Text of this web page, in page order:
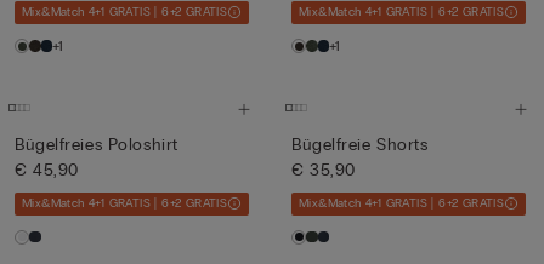
Mix&Match 4+1 GRATIS | 6+2 GRATIS
+1
Mix&Match 4+1 GRATIS | 6+2 GRATIS
+1
Bügelfreies Poloshirt
€ 45,90
Mix&Match 4+1 GRATIS | 6+2 GRATIS
Bügelfreie Shorts
€ 35,90
Mix&Match 4+1 GRATIS | 6+2 GRATIS